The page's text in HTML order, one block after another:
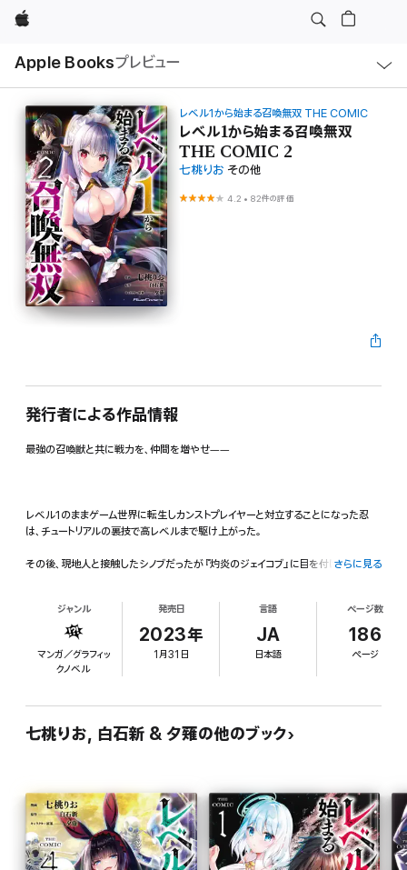
Apple
Apple Booksプレビュー
ル
レベル1から始まる召喚無双 THE COMIC
レベル1から始まる召喚無双
THE COMIC 2
七桃りお その他
4.2 • 82件の評価
発行者による作品情報
最強の召喚獣と共に戦力を、仲間を増やせ――
レベル1のままゲーム世界に転生しカンストプレイヤーと対立することになった忍
は、チュートリアルの裏技で高レベルまで駆け上がった。
その後、現地人と接触したシノブだったが『灼炎のジェイコブ』に目を付けられるこ
WEBコミック誌「コミックライド2022年8月号～11月号、2023年1月号」
同単話版単話版6話～10話までを収録しています。
さらに見る
ジャンル
マンガ／グラフィッ
クノベル
発売日
2023年
1月31日
言語
JA
日本語
ページ数
186
ページ
七桃りお, 白石新 & 夕薙の他のブック